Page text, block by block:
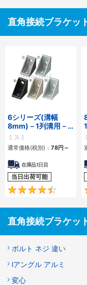
直角接続ブラケッ
6シリーズ(溝幅
8mm)－1列溝用－
突起付反転ブラケッ
ト
ミスミ
通常価格(税別)： 78円～
在庫品1日目
当日出荷可能
直角接続ブラケッ
ボルト ネジ 違い
lアングル アルミ
変心